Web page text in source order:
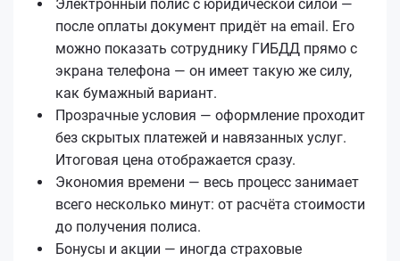
Электронный полис с юридической силой —
после оплаты документ придёт на email. Его
можно показать сотруднику ГИБДД прямо с
экрана телефона — он имеет такую же силу,
как бумажный вариант.
Прозрачные условия — оформление проходит
без скрытых платежей и навязанных услуг.
Итоговая цена отображается сразу.
Экономия времени — весь процесс занимает
всего несколько минут: от расчёта стоимости
до получения полиса.
Бонусы и акции — иногда страховые